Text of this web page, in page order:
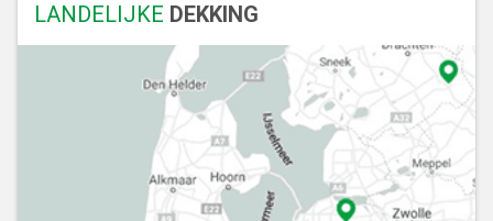
LANDELIJKE DEKKING